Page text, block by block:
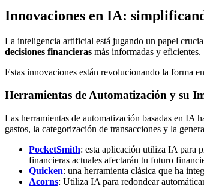
Innovaciones en IA:
La inteligencia artificial está jugando un papel
decisiones financieras más informadas y eficientes.
Estas innovaciones están revolucionando la forma
Herramientas de Automatización y su
Las herramientas de automatización basadas en IA
gastos, la categorización de transacciones y la
PocketSmith: esta aplicación utiliza IA para
financieras actuales afectarán tu futuro
Quicken: una herramienta clásica que ha
Acorns: Utiliza IA para redondear